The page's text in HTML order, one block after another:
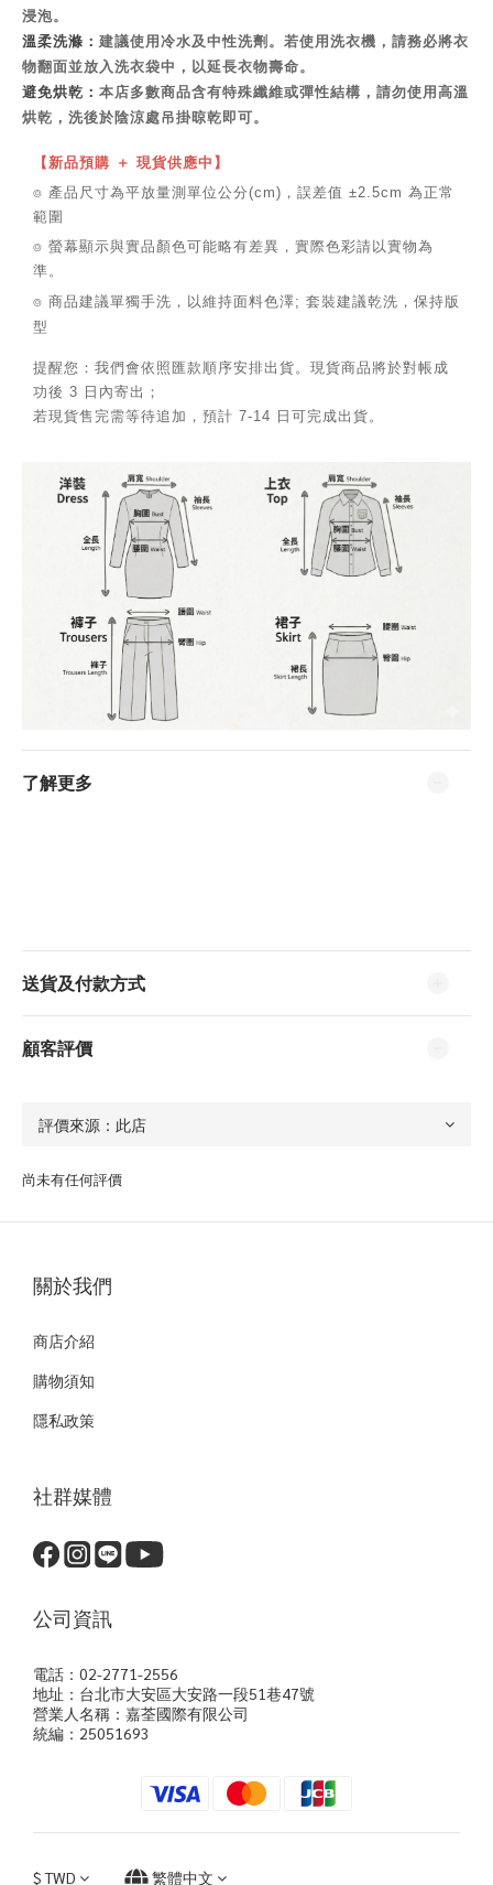
浸泡。
溫柔洗滌： 建議使用冷水及中性洗劑。若使用洗衣機，請務必將衣
物翻面並放入洗衣袋中，以延長衣物壽命。
避免烘乾： 本店多數商品含有特殊纖維或彈性結構，請勿使用高溫
烘乾，洗後於陰涼處吊掛晾乾即可。
【新品預購 ＋ 現貨供應中】
⌾ 產品尺寸為平放量測單位公分(cm)，誤差值 ±2.5cm 為正常
範圍
⌾ 螢幕顯示與實品顏色可能略有差異，實際色彩請以實物為
準。
⌾ 商品建議單獨手洗，以維持面料色澤; 套裝建議乾洗，保持版
型
提醒您：我們會依照匯款順序安排出貨。現貨商品將於對帳成
功後 3 日內寄出；
若現貨售完需等待追加，預計 7-14 日可完成出貨。
了解更多
送貨及付款方式
顧客評價
尚未有任何評價
關於我們
商店介紹
購物須知
隱私政策
社群媒體
公司資訊
電話：02-2771-2556
地址：台北市大安區大安路一段51巷47號
營業人名稱：嘉荃國際有限公司
統編：25051693
$ TWD 繁體中文